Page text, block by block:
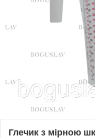
Глечик з мірною